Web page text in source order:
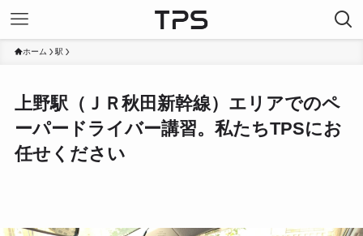
ホーム 駅
上野駅（ＪＲ秋田新幹線）エリアでのペ
ーパードライバー講習。私たちTPSにお
任せください